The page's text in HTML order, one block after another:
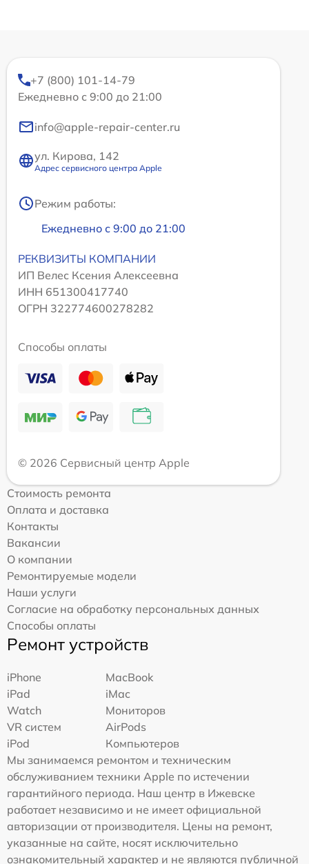
+7 (800) 101-14-79
Ежедневно с 9:00 до 21:00
info@apple-repair-center.ru
ул. Кирова, 142
Адрес сервисного центра Apple
Режим работы:
Ежедневно с 9:00 до 21:00
РЕКВИЗИТЫ КОМПАНИИ
ИП Велес Ксения Алексеевна
ИНН 651300417740
ОГРН 322774600278282
Способы оплаты
© 2026 Сервисный центр Apple
Стоимость ремонта
Оплата и доставка
Контакты
Вакансии
О компании
Ремонтируемые модели
Наши услуги
Согласие на обработку персональных данных
Способы оплаты
Ремонт устройств
iPhone
MacBook
iPad
iMac
Watch
Мониторов
VR систем
AirPods
iPod
Компьютеров
Мы занимаемся ремонтом и техническим
обслуживанием техники Apple по истечении
гарантийного периода. Наш центр в Ижевске
работает независимо и не имеет официальной
авторизации от производителя. Цены на ремонт,
указанные на сайте, носят исключительно
ознакомительный характер и не являются публичной